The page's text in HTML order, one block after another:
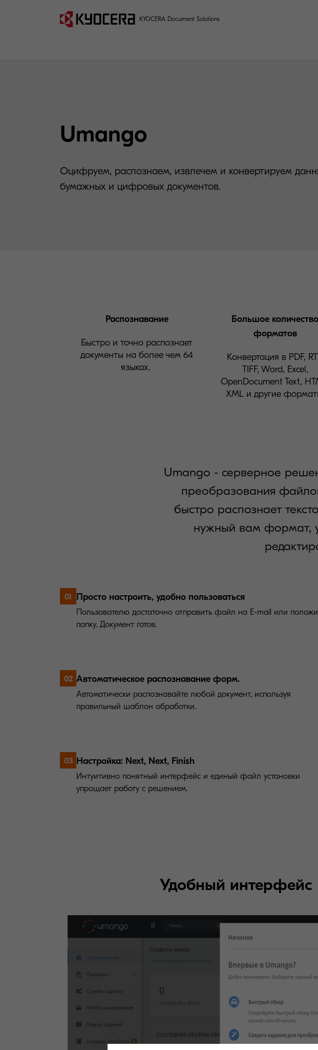
KYOCERA Document Solutions
Umango
Оцифруем, распознаем, извлечем и конвертируем
бумажных и цифровых документов.
Распознавание
Быстро и точно распознает
документы на более чем 64
языках.
Большое количество
форматов
Конвертация в PDF,
TIFF, Word, Excel,
OpenDocument Text,
XML и другие
Umango - серверное
преобразования
быстро распознает
нужный вам формат,
01 Просто настроить, удобно пользоваться
Пользователю достаточно отправить файл на E-mail или
папку. Документ готов.
02 Автоматическое распознавание форм.
Автоматически распознавайте любой документ, используя
правильный шаблон обработки.
03 Настройка: Next, Next, Finish
Интуитивно понятный интерфейс и единый файл установки
упрощает работу с решением.
Удобный интерфейс